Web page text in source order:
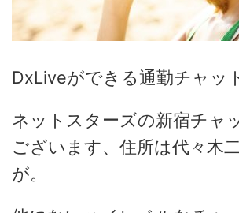
DxLiveができる通勤チャッ
ネットスターズの新宿チャ
ございます、住所は代々木
が。